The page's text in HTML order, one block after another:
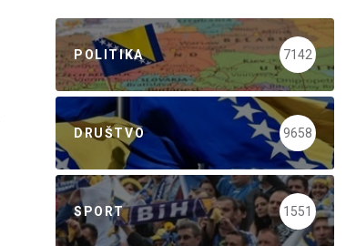
POLITIKA 7142
DRUŠTVO 9658
SPORT 1551